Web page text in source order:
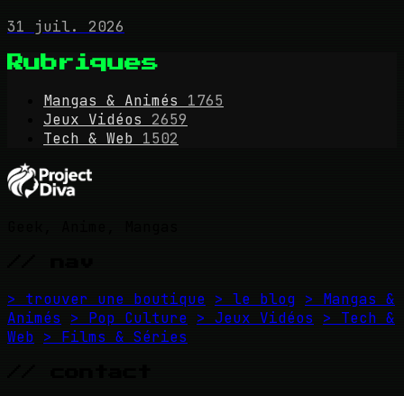
31 juil. 2026
Rubriques
Mangas & Animés
1765
Jeux Vidéos
2659
Tech & Web 1502
> trouver une boutique > le blog > Mangas &
Animés
> Pop Culture > Jeux Vidéos
> Tech &
Web > Films & Séries